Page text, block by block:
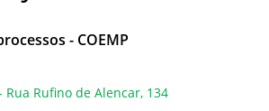
- COEMP
Rufino de Alencar, 134